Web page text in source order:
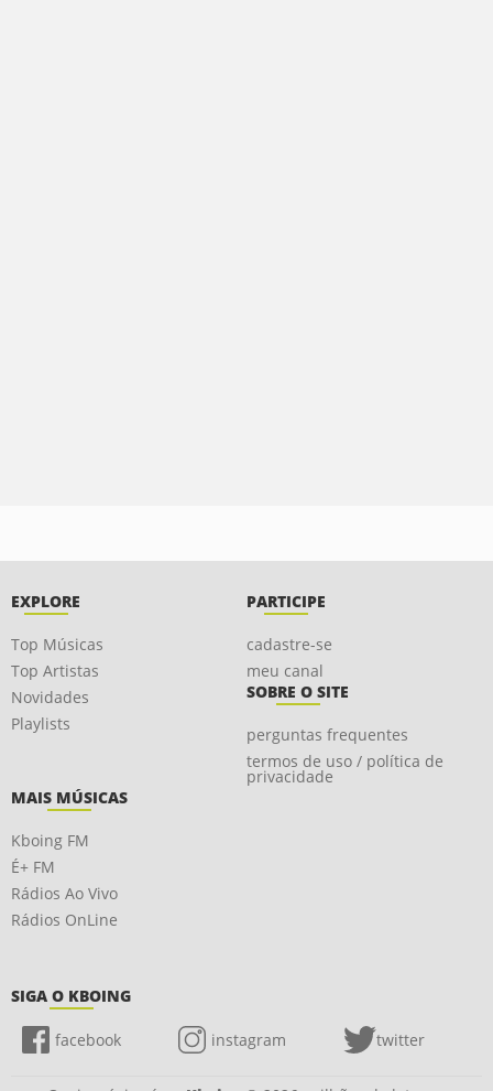
EXPLORE
Top Músicas
Top Artistas
Novidades
Playlists
PARTICIPE
cadastre-se
meu canal
SOBRE O SITE
perguntas frequentes
termos de uso / política de
privacidade
MAIS MÚSICAS
Kboing FM
É+ FM
Rádios Ao Vivo
Rádios OnLine
SIGA O KBOING
facebook instagram twitter